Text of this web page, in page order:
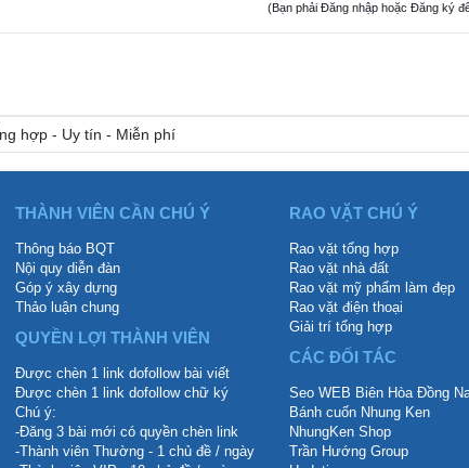
(Bạn phải Đăng nhập hoặc Đăng ký
hợp - Uy tín - Miễn phí
THÀNH VIÊN CẦN CHÚ Ý
Thông báo BQT
Nội quy diễn đàn
Góp ý xây dựng
Thảo luận chung
QUYỀN LỢI THÀNH VIÊN
Được chèn 1 link dofollow bài viết
Được chèn 1 link dofollow chữ ký
Chú ý:
-Đăng 3 bài mới có quyền chèn link
-Thành viên Thường - 1 chủ đề / ngày
RAO VẶT CHÚ Ý
Rao vặt tổng hợp
Rao vặt nhà đất
Rao vặt mỹ phẩm làm đẹp
Rao vặt điện thoại
Giải trí tổng hợp
CÁC ĐỐI TÁC
Seo WEB Biên Hòa Đồng
Bánh cuốn Nhung Ken
NhungKen Shop
Trần Hướng Group